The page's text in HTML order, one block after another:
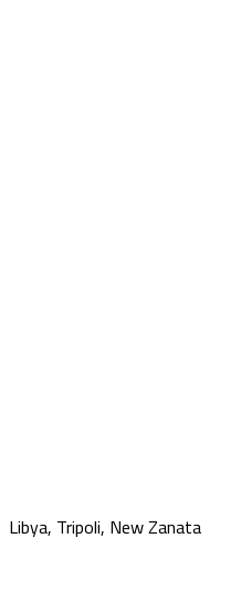
Libya, Tripoli, New Zanata